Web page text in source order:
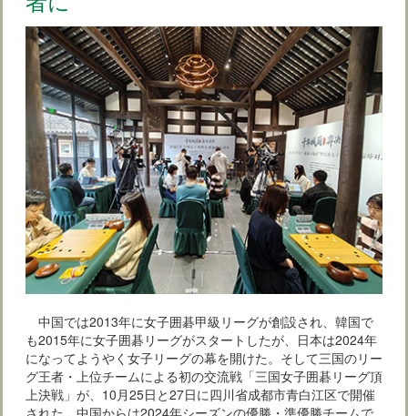
中国では2013年に女子囲碁甲級リーグが創設され、韓国で
も2015年に女子囲碁リーグがスタートしたが、日本は2024年
になってようやく女子リーグの幕を開けた。そして三国のリー
グ王者・上位チームによる初の交流戦「三国女子囲碁リーグ頂
上決戦」が、10月25日と27日に四川省成都市青白江区で開催